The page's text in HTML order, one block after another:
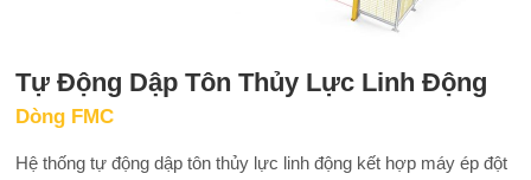
Tự Động Dập Tôn Thủy Lực Linh Động
Dòng FMC
Hệ thống tự động dập tôn thủy lực linh động kết hợp máy ép đột